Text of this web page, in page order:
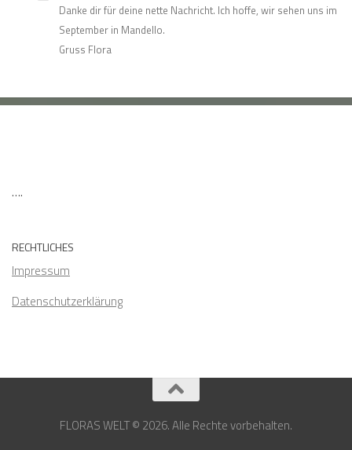
Danke dir für deine nette Nachricht. Ich hoffe, wir sehen uns im
September in Mandello.
Gruss Flora
….
RECHTLICHES
Impressum
Datenschutzerklärung
FLORAS WELT © 2026. Alle Rechte vorbehalten.